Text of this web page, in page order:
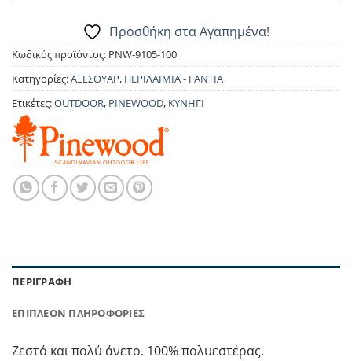
Προσθήκη στα Αγαπημένα!
Κωδικός προϊόντος: PNW-9105-100
Κατηγορίες:ΑΞΕΣΟΥΑΡ, ΠΕΡΙΛΑΙΜΙΑ - ΓΑΝΤΙΑ
Ετικέτες:OUTDOOR, PINEWOOD, ΚΥΝΗΓΙ
ΠΕΡΙΓΡΑΦΉ
ΕΠΙΠΛΈΟΝ ΠΛΗΡΟΦΟΡΊΕΣ
Ζεστό και πολύ άνετο. 100% πολυεστέρας.